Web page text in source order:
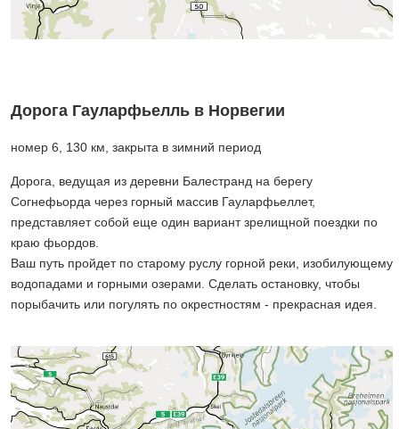
Дорога Гауларфьелль в Норвегии
номер 6, 130 км, закрыта в зимний период
Дорога, ведущая из деревни Балестранд на берегу
Согнефьорда через горный массив Гауларфьеллет,
представляет собой еще один вариант зрелищной поездки по
краю фьордов.
Ваш путь пройдет по старому руслу горной реки, изобилующему
водопадами и горными озерами. Сделать остановку, чтобы
порыбачить или погулять по окрестностям - прекрасная идея.